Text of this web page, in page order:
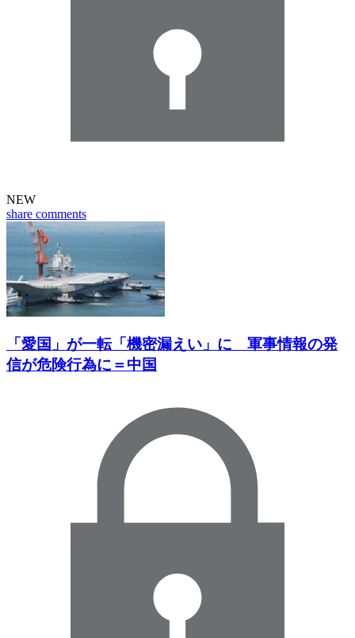
NEW
share comments
「愛国」が一転「機密漏えい」に 軍事情報の発
信が危険行為に＝中国